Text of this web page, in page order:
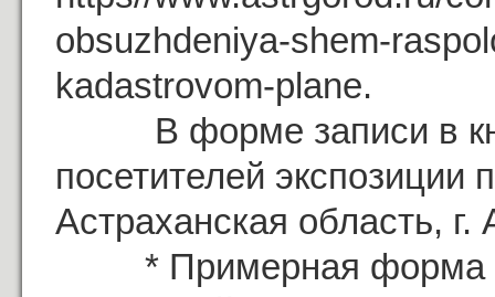
obsuzhdeniya-shem-
kadastrovom-plane.
В форме записи в
посетителей экспозиции
Астраханская область,
* Примерная форма